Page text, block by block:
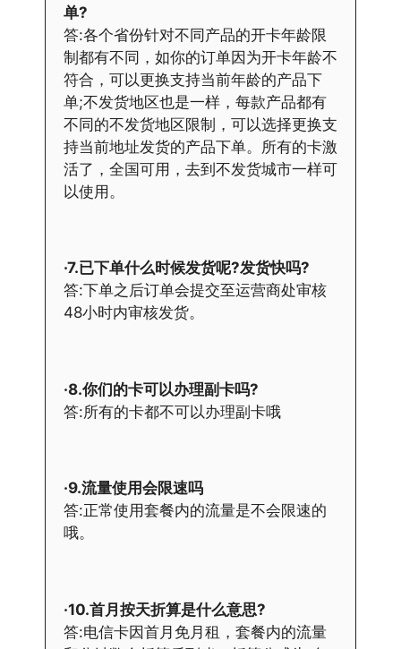
单?
答:各个省份针对不同产品的开卡年龄限
制都有不同，如你的订单因为开卡年龄不
符合，可以更换支持当前年龄的产品下
单;不发货地区也是一样，每款产品都有
不同的不发货地区限制，可以选择更换支
持当前地址发货的产品下单。所有的卡激
活了，全国可用，去到不发货城市一样可
以使用。
·7.已下单什么时候发货呢?发货快吗?
答:下单之后订单会提交至运营商处审核
48小时内审核发货。
·8.你们的卡可以办理副卡吗?
答:所有的卡都不可以办理副卡哦
·9.流量使用会限速吗
答:正常使用套餐内的流量是不会限速的
哦。
·10.首月按天折算是什么意思?
答:电信卡因首月免月租，套餐内的流量